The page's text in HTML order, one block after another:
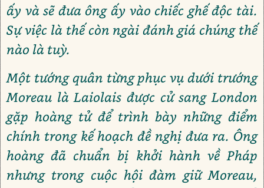
ấy và sẽ đưa ông ấy vào chiếc ghế độc tài.
Sự việc là thế còn ngài đánh giá chúng thế
nào là tuỳ.
Một tướng quân từng phục vụ dưới trướng
Moreau là Laiolais được cử sang London
gặp hoàng tử để trình bày những điểm
chính trong kế hoạch đề nghị đưa ra. Ông
hoàng đã chuẩn bị khởi hành về Pháp
nhưng trong cuộc hội đàm giữ Moreau,